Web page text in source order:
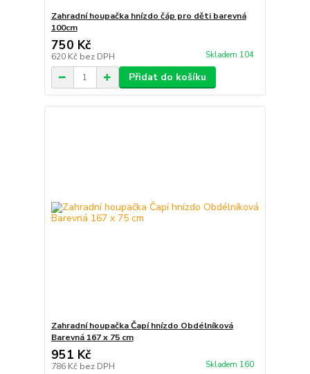
Zahradní houpačka hnízdo čáp pro děti barevná
100cm
750 Kč
620 Kč bez DPH Skladem 104
Přidat do košíku
Zahradní houpačka Čapí hnízdo Obdélníková
Barevná 167 x 75 cm
951 Kč
786 Kč bez DPH Skladem 160